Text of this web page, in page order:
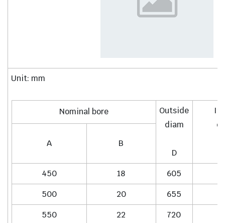
Unit: mm
Nominal bore
Outside
diam
D
A B
450 18 605
500
20 655
550
22 720